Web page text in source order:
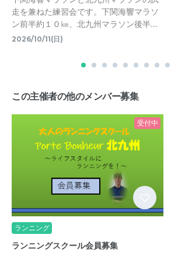
走を兼ねた練習会です。下関海響マラソ
ン前半約１０㎞、北九州マラソン後半…
2026/10/11(日)
この主催者の他のメンバー募集
受付中
ランニング
ランニングスクール会員募集